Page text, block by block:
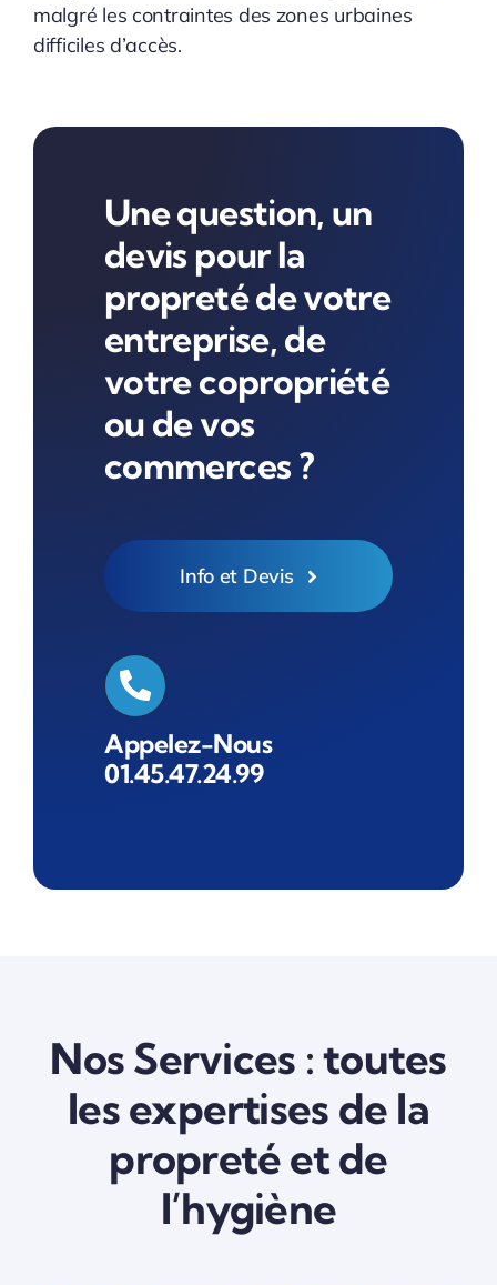
malgré les contraintes des zones urbaines
difficiles d’accès.
Une question, un
devis pour la
propreté de votre
entreprise, de
votre copropriété
ou de vos
commerces ?
Info et Devis
Appelez-Nous
01.45.47.24.99
Nos Services : toutes
les expertises de la
propreté et de
l’hygiène